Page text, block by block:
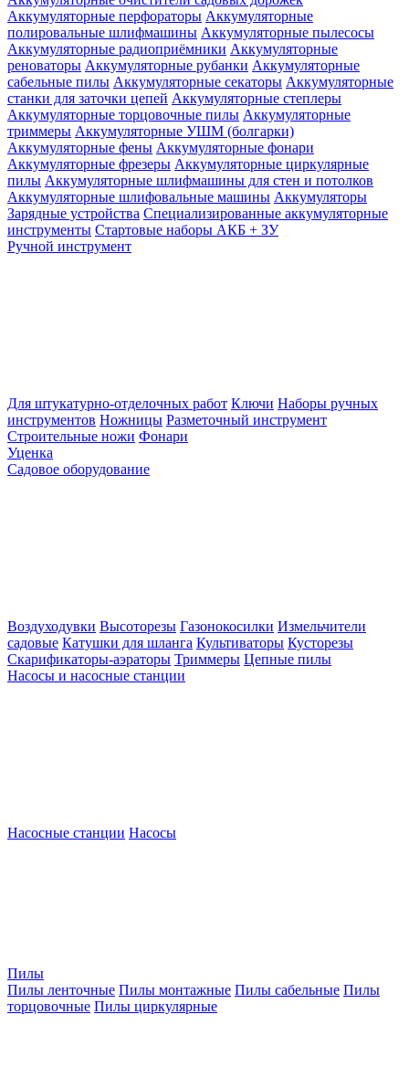
Аккумуляторные перфораторы Аккумуляторные
полировальные шлифмашины Аккумуляторные пылесосы
Аккумуляторные радиоприёмники Аккумуляторные
реноваторы Аккумуляторные рубанки Аккумуляторные
сабельные пилы Аккумуляторные секаторы Аккумуляторные
станки для заточки цепей Аккумуляторные степлеры
Аккумуляторные торцовочные пилы Аккумуляторные
триммеры Аккумуляторные УШМ (болгарки)
Аккумуляторные фены Аккумуляторные фонари
Аккумуляторные фрезеры Аккумуляторные циркулярные
пилы Аккумуляторные шлифмашины для стен и потолков
Аккумуляторные шлифовальные машины Аккумуляторы
Зарядные устройства Специализированные аккумуляторные
инструменты Стартовые наборы АКБ + ЗУ
Ручной инструмент
Для штукатурно-отделочных работ Ключи Наборы ручных
инструментов Ножницы Разметочный инструмент
Строительные ножи Фонари
Уценка
Садовое оборудование
Воздуходувки Высоторезы Газонокосилки Измельчители
садовые Катушки для шланга Культиваторы Кусторезы
Скарификаторы-аэраторы Триммеры Цепные пилы
Насосы и насосные станции
Насосные станции Насосы
Пилы
Пилы ленточные Пилы монтажные Пилы сабельные Пилы
торцовочные Пилы циркулярные